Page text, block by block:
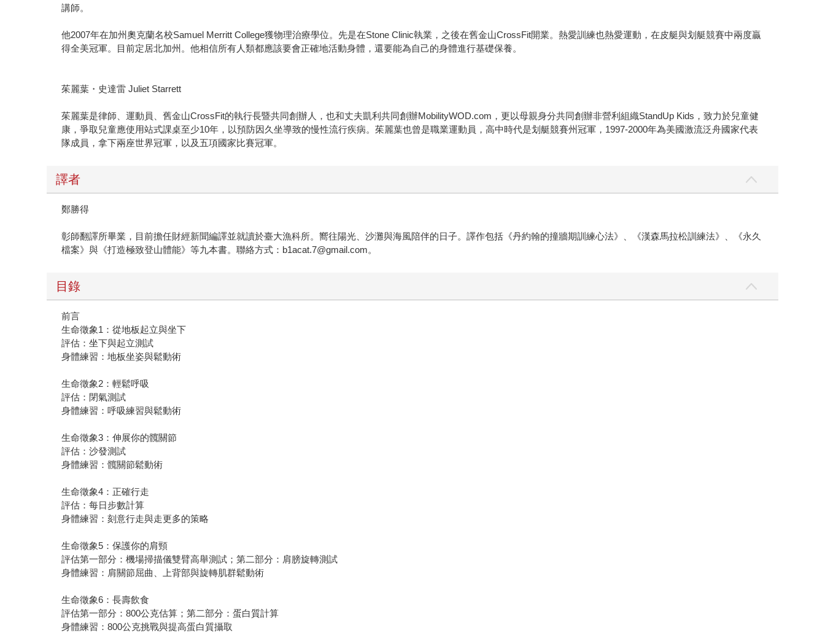
講師。
他2007年在加州奧克蘭名校Samuel Merritt College獲物理治療學位。先是在Stone Clinic執業，之後在舊金山CrossFit開業。熱愛訓練也熱愛運動，在皮艇與划艇競賽中兩度贏
得全美冠軍。目前定居北加州。他相信所有人類都應該要會正確地活動身體，還要能為自己的身體進行基礎保養。
茱麗葉・史達雷 Juliet Starrett
茱麗葉是律師、運動員、舊金山CrossFit的執行長暨共同創辦人，也和丈夫凱利共同創辦MobilityWOD.com，更以母親身分共同創辦非營利組織StandUp Kids，致力於兒童健
康，爭取兒童應使用站式課桌至少10年，以預防因久坐導致的慢性流行疾病。茱麗葉也曾是職業運動員，高中時代是划艇競賽州冠軍，1997-2000年為美國激流泛舟國家代表
隊成員，拿下兩座世界冠軍，以及五項國家比賽冠軍。
譯者
鄭勝得
彰師翻譯所畢業，目前擔任財經新聞編譯並就讀於臺大漁科所。嚮往陽光、沙灘與海風陪伴的日子。譯作包括《丹約翰的撞牆期訓練心法》、《漢森馬拉松訓練法》、《永久
檔案》與《打造極致登山體能》等九本書。聯絡方式：b1acat.7@gmail.com。
目錄
前言
生命徵象1：從地板起立與坐下
評估：坐下與起立測試
身體練習：地板坐姿與鬆動術
生命徵象2：輕鬆呼吸
評估：閉氣測試
身體練習：呼吸練習與鬆動術
生命徵象3：伸展你的髖關節
評估：沙發測試
身體練習：髖關節鬆動術
生命徵象4：正確行走
評估：每日步數計算
身體練習：刻意行走與走更多的策略
生命徵象5：保護你的肩頸
評估第一部分：機場掃描儀雙臂高舉測試；第二部分：肩膀旋轉測試
身體練習：肩關節屈曲、上背部與旋轉肌群鬆動術
生命徵象6：長壽飲食
評估第一部分：800公克估算；第二部分：蛋白質計算
身體練習：800公克挑戰與提高蛋白質攝取